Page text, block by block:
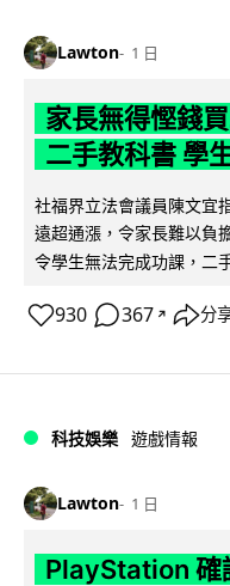
Lawton 1 日
家長無得慳錢
二手教科書 學
社福界立法會議員陳文宜
遠超通漲，令家長難以負
令學生無法完成功課，二
930 367 ↗ 分
科技娛樂 遊戲情報
Lawton 1 日
PlayStation 確